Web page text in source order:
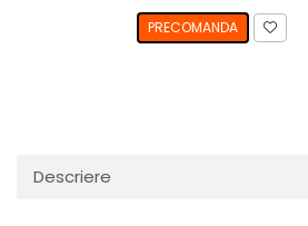
PRECOMANDA
Descriere